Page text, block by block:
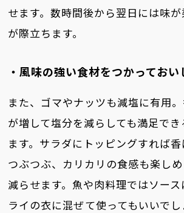
せます。数時間後から翌日には味
が際立ちます。
・風味の強い食材をつかっておい
また、ゴマやナッツも減塩に有用
が増して塩分を減らしても満足で
ます。サラダにトッピングすれば香
つぶつぶ、カリカリの食感も楽し
減らせます。魚や肉料理ではソー
ライの衣に混ぜて使ってもいいで